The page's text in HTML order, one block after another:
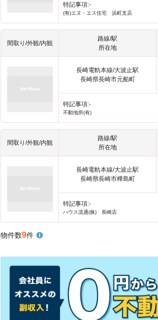
特記事項:-
(有)エヌ・エス住宅 浜町支店
間取り/外観/内観
路線/駅
所在地
長崎電軌本線/大波止駅
長崎県長崎市元船町
特記事項:-
不動地所(有)
間取り/外観/内観
路線/駅
所在地
長崎電軌本線/大波止駅
長崎県長崎市樺島町
特記事項:-
ハウス流通(株) 長崎店
物件数9件